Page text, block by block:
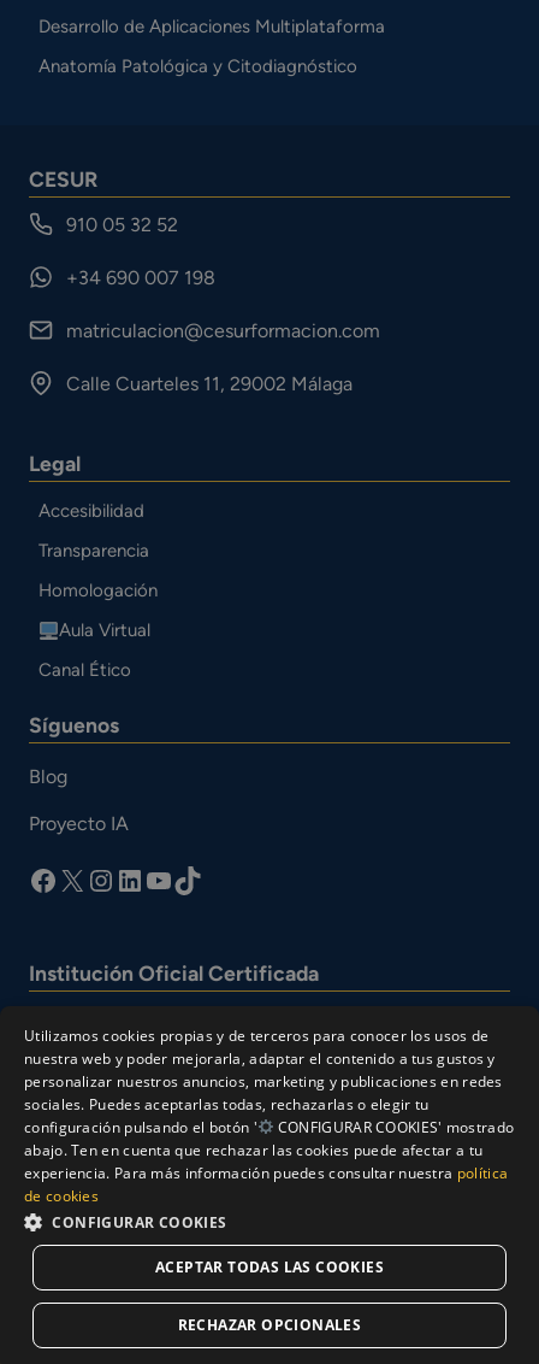
Desarrollo de Aplicaciones Multiplataforma
Anatomía Patológica y Citodiagnóstico
CESUR
910 05 32 52
+34 690 007 198
matriculacion@cesurformacion.com
Calle Cuarteles 11, 29002 Málaga
Legal
Accesibilidad
Transparencia
Homologación
Aula Virtual
Canal Ético
Síguenos
Blog
Proyecto IA
facebook
X Instagram
LinkedIn
YouTube
TikTok
Institución Oficial Certificada
Aviso Legal
Política de Cookies
Solicitar Información
Utilizamos cookies propias y de terceros para conocer los usos de
nuestra web y poder mejorarla, adaptar el contenido a tus gustos y
personalizar nuestros anuncios, marketing y publicaciones en redes
sociales. Puedes aceptarlas todas, rechazarlas o elegir tu
configuración pulsando el botón '
CONFIGURAR COOKIES' mostrado
abajo. Ten en cuenta que rechazar las cookies puede afectar a tu
experiencia. Para más información puedes consultar nuestra política
de cookies
CONFIGURAR COOKIES
ACEPTAR TODAS LAS COOKIES
RECHAZAR OPCIONALES